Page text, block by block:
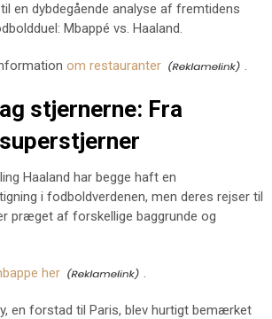
en dybdegående analyse af fremtidens
Mbappé vs. Haaland.
om restauranter .
stjernerne: Fra
Haaland har begge haft en
i fodboldverdenen, men deres rejser til
præget af forskellige baggrunde og
her .
en forstad til Paris, blev hurtigt bemærket